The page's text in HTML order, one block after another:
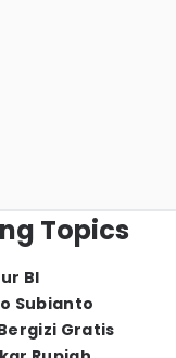
Topics
BI
Subianto
Gratis